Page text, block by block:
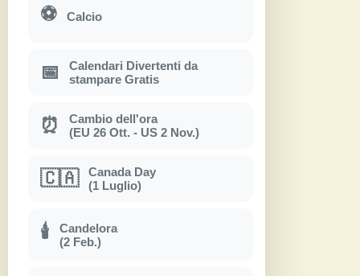
⚽ Calcio
📅
Calendari Divertenti da
stampare Gratis
⏰
Cambio dell'ora
(EU 26 Ott. - US 2 Nov.)
🇨🇦
Canada Day
(1 Luglio)
🕯
Candelora
(2 Feb.)